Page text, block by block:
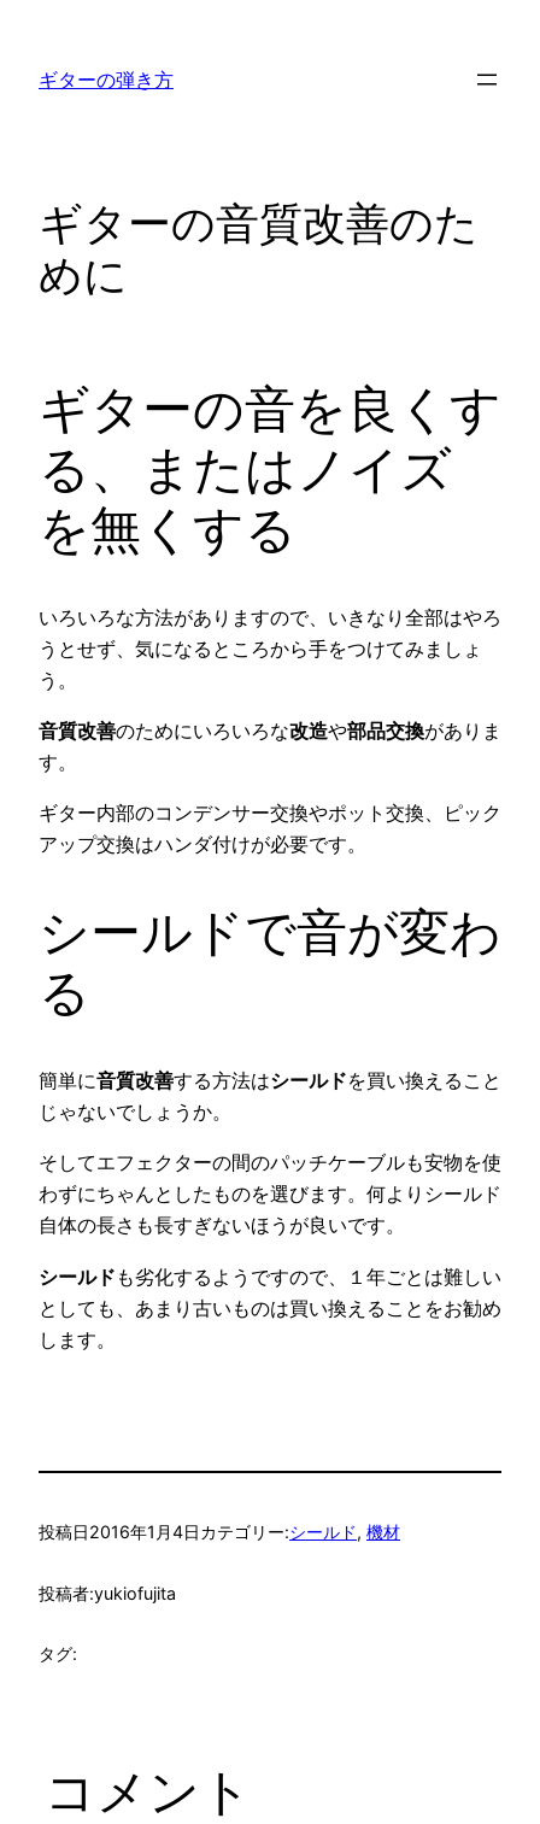
ギターの弾き方
ギターの音質改善のた
めに
ギターの音を良くす
る、またはノイズ
を無くする
いろいろな方法がありますので、いきなり全部はやろ
うとせず、気になるところから手をつけてみましょ
う。
音質改善のためにいろいろな改造や部品交換がありま
す。
ギター内部のコンデンサー交換やポット交換、ピック
アップ交換はハンダ付けが必要です。
シールドで音が変わ
る
簡単に音質改善する方法はシールドを買い換えること
じゃないでしょうか。
そしてエフェクターの間のパッチケーブルも安物を使
わずにちゃんとしたものを選びます。何よりシールド
自体の長さも長すぎないほうが良いです。
シールド も劣化するようですので、１年ごとは難しい
としても、あまり古いものは買い換えることをお勧め
します。
投稿日2016年1月4日カテゴリー:シールド, 機材
投稿者:yukiofujita
タグ:
コメント